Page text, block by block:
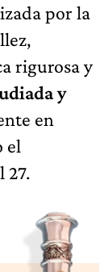
por la
rigurosa y
y
en
el
27.